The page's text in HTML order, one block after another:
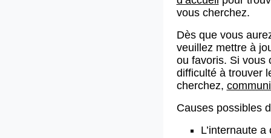
vous cherchez.
Dès que vous
veuillez mettre à
ou favoris. Si vous
difficulté à trouver
cherchez,
Causes possibles
L’internaute